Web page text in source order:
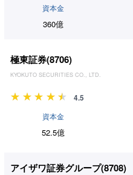
資本金
360億
極東証券(8706)
KYOKUTO SECURITIES CO., LTD.
4.5
資本金
52.5億
アイザワ証券グループ(8708)